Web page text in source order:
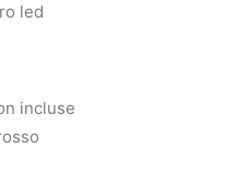
led
incluse